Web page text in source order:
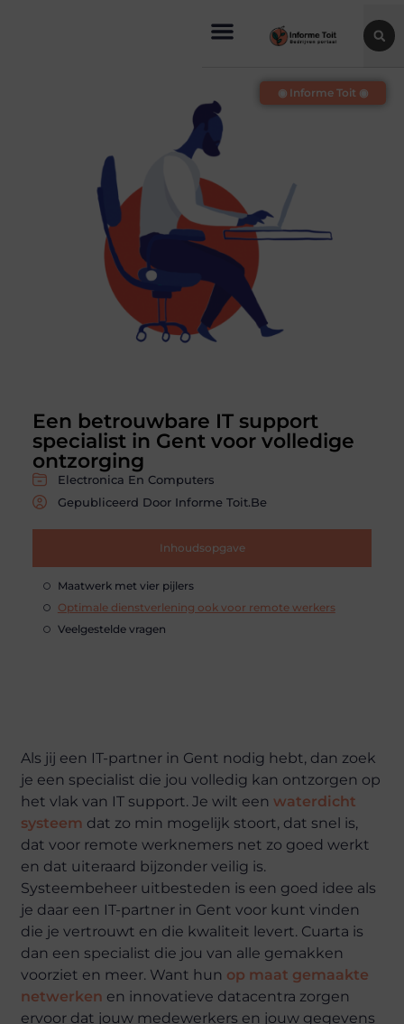
Een betrouwbare IT support
specialist in Gent voor volledige
ontzorging
Electronica En Computers
Gepubliceerd Door Informe Toit.be
Inhoudsopgave
Maatwerk met vier pijlers
Optimale dienstverlening ook voor remote werkers
Veelgestelde vragen
◉ Informe Toit ◉
Als jij een IT-partner in Gent nodig hebt, dan zoek
je een specialist die jou volledig kan ontzorgen op
het vlak van IT support. Je wilt eenwaterdicht
systeem dat zo min mogelijk stoort, dat snel is,
dat voor remote werknemers net zo goed werkt
en dat uiteraard bijzonder veilig is.
Systeembeheer uitbesteden is een goed idee als
je daar een IT-partner in Gent voor kunt vinden
die je vertrouwt en die kwaliteit levert. Cuarta is
dan een specialist die jou van alle gemakken
voorziet en meer. Want hun op maat gemaakte
netwerken en innovatieve datacentra zorgen
ervoor dat jouw medewerkers en jouw gegevens